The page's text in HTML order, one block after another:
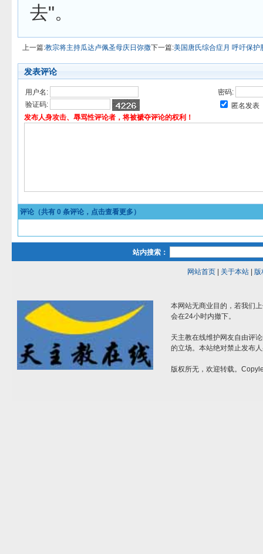
去"。
上一篇:教宗将主持瓜达卢佩圣母庆日弥撒下一篇:美国唐氏综合症月 呼吁保护
发表评论
用户名:
密码:
验证码:
匿名发表
发布人身攻击、辱骂性评论者，将被褫夺评论的权利！
评论（共有 0 条评论，点击查看更多）
站内搜索：
网站首页| 关于本站| 版
本网站无商业目的，若我们
会在24小时内撤下。
天主教在线维护网友自由评
的立场。本站绝对禁止发布
版权所无，欢迎转载。